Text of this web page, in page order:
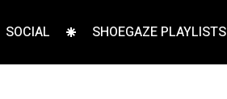
SOCIAL SHOEGAZE PLAYLISTS